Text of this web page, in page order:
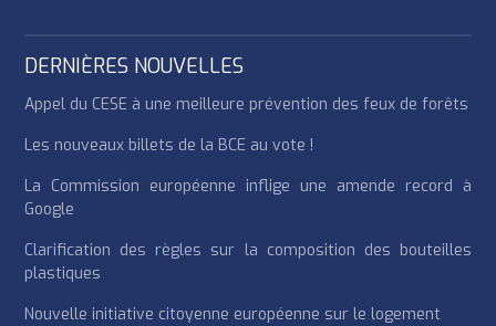
DERNIÈRES NOUVELLES
Appel du CESE à une meilleure prévention des feux de forêts
Les nouveaux billets de la BCE au vote !
La Commission européenne inflige une amende record à
Google
Clarification des règles sur la composition des bouteilles
plastiques
Nouvelle initiative citoyenne européenne sur le logement